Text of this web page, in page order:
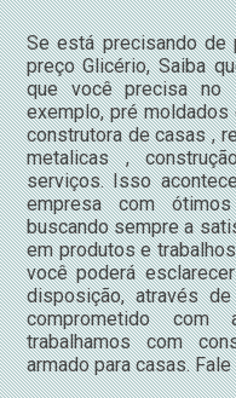
Se está precisando de
preço Glicério, Saiba
que você precisa no
exemplo, pré moldados
construtora de casas ,
metalicas ,
serviços. Isso
empresa com
buscando sempre a
em produtos e
você poderá
disposição, através
comprometido com
trabalhamos com
armado para casas.